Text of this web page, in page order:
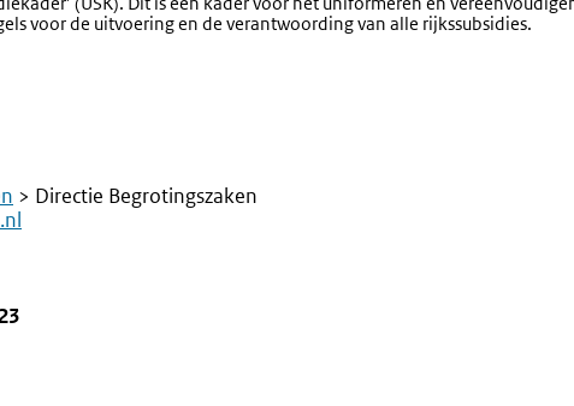
voor de uitvoering en de verantwoording van alle rijkssubsidies.
> Directie Begrotingszaken